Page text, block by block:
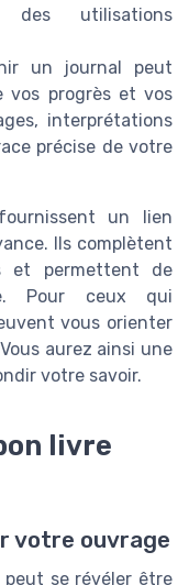
des utilisations
un journal peut
vos progrès et vos
interprétations
précise de votre
un lien
Ils complètent
et permettent de
Pour ceux qui
vous orienter
aurez ainsi une
votre savoir.
livre
votre ouvrage
se révéler être